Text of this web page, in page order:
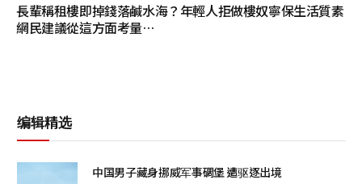
長輩稱租樓即掉錢落鹹水海？年輕人拒做樓奴寧保生活質素
網民建議從這方面考量…
编辑精选
中国男子藏身挪威军事碉堡 遭驱逐出境